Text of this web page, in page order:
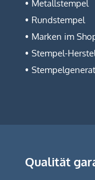
Metallstempel
Rundstempel
Marken im
Stempel-
Qualität